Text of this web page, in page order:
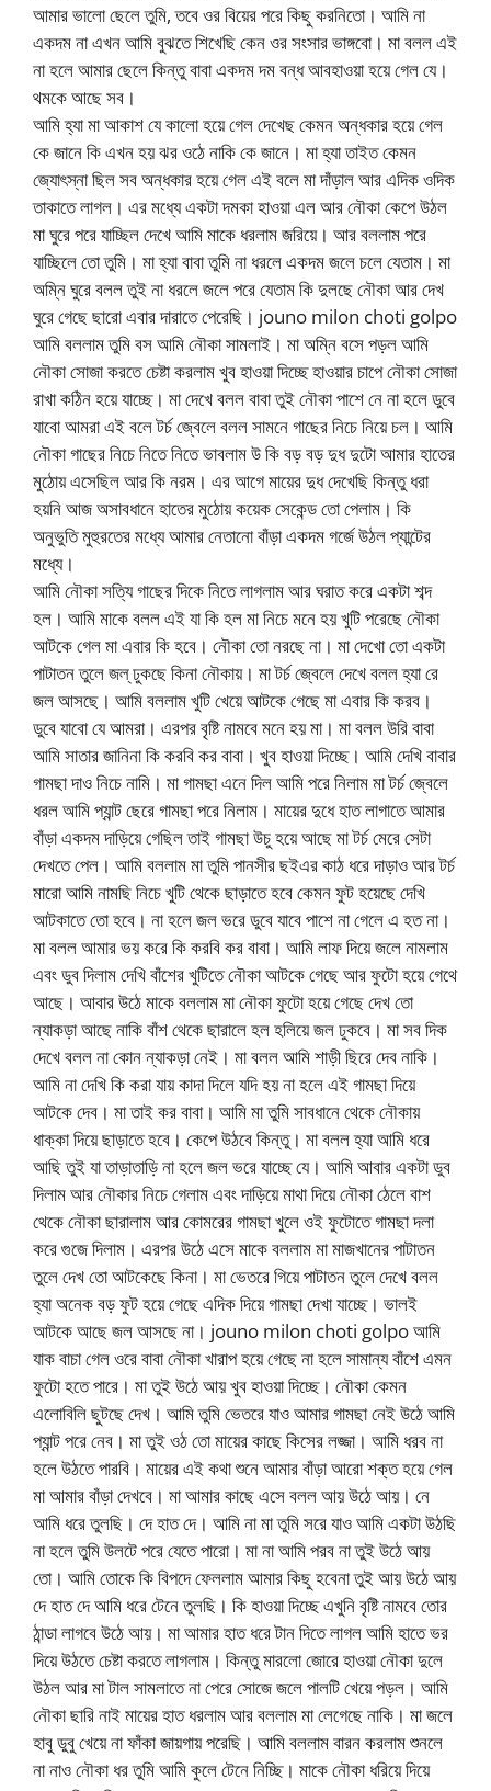
আমার ভালো ছেলে তুমি, তবে ওর বিয়ের পরে কিছু করনিতো। আমি না
একদম না এখন আমি বুঝতে শিখেছি কেন ওর সংসার ভাঙ্গবো। মা বলল এই
না হলে আমার ছেলে কিন্তু বাবা একদম দম বন্ধ আবহাওয়া হয়ে গেল যে।
থমকে আছে সব।
আমি হ্যা মা আকাশ যে কালো হয়ে গেল দেখেছ কেমন অন্ধকার হয়ে গেল
কে জানে কি এখন হয় ঝর ওঠে নাকি কে জানে। মা হ্যা তাইত কেমন
জ্যোৎস্না ছিল সব অন্ধকার হয়ে গেল এই বলে মা দাঁড়াল আর এদিক ওদিক
তাকাতে লাগল। এর মধ্যে একটা দমকা হাওয়া এল আর নৌকা কেপে উঠল
মা ঘুরে পরে যাচ্ছিল দেখে আমি মাকে ধরলাম জরিয়ে। আর বললাম পরে
যাচ্ছিলে তো তুমি। মা হ্যা বাবা তুমি না ধরলে একদম জলে চলে যেতাম। মা
অম্নি ঘুরে বলল তুই না ধরলে জলে পরে যেতাম কি দুলছে নৌকা আর দেখ
ঘুরে গেছে ছারো এবার দারাতে পেরেছি। jouno milon choti golpo
আমি বললাম তুমি বস আমি নৌকা সামলাই। মা অম্নি বসে পড়ল আমি
নৌকা সোজা করতে চেষ্টা করলাম খুব হাওয়া দিচ্ছে হাওয়ার চাপে নৌকা সোজা
রাখা কঠিন হয়ে যাচ্ছে। মা দেখে বলল বাবা তুই নৌকা পাশে নে না হলে ডুবে
যাবো আমরা এই বলে টর্চ জ্বেলে বলল সামনে গাছের নিচে নিয়ে চল। আমি
নৌকা গাছের নিচে নিতে নিতে ভাবলাম উ কি বড় বড় দুধ দুটো আমার হাতের
মুঠোয় এসেছিল আর কি নরম। এর আগে মায়ের দুধ দেখেছি কিন্তু ধরা
হয়নি আজ অসাবধানে হাতের মুঠোয় কয়েক সেকেন্ড তো পেলাম। কি
অনুভুতি মুহুরতের মধ্যে আমার নেতানো বাঁড়া একদম গর্জে উঠল প্যান্টের
মধ্যে।
আমি নৌকা সত্যি গাছের দিকে নিতে লাগলাম আর ঘরাত করে একটা শব্দ
হল। আমি মাকে বলল এই যা কি হল মা নিচে মনে হয় খুটি পরেছে নৌকা
আটকে গেল মা এবার কি হবে। নৌকা তো নরছে না। মা দেখো তো একটা
পাটাতন তুলে জল্ ঢুকছে কিনা নৌকায়। মা টর্চ জ্বেলে দেখে বলল হ্যা রে
জল আসছে। আমি বললাম খুটি খেয়ে আটকে গেছে মা এবার কি করব।
ডুবে যাবো যে আমরা। এরপর বৃষ্টি নামবে মনে হয় মা। মা বলল উরি বাবা
আমি সাতার জানিনা কি করবি কর বাবা। খুব হাওয়া দিচ্ছে। আমি দেখি বাবার
গামছা দাও নিচে নামি। মা গামছা এনে দিল আমি পরে নিলাম মা টর্চ জ্বেলে
ধরল আমি প্যান্ট ছেরে গামছা পরে নিলাম। মায়ের দুধে হাত লাগাতে আমার
বাঁড়া একদম দাড়িয়ে গেছিল তাই গামছা উচু হয়ে আছে মা টর্চ মেরে সেটা
দেখতে পেল। আমি বললাম মা তুমি পানসীর ছইএর কাঠ ধরে দাড়াও আর টর্চ
মারো আমি নামছি নিচে খুটি থেকে ছাড়াতে হবে কেমন ফুট হয়েছে দেখি
আটকাতে তো হবে। না হলে জল ভরে ডুবে যাবে পাশে না গেলে এ হত না।
মা বলল আমার ভয় করে কি করবি কর বাবা। আমি লাফ দিয়ে জলে নামলাম
এবং ডুব দিলাম দেখি বাঁশের খুটিতে নৌকা আটকে গেছে আর ফুটো হয়ে গেথে
আছে। আবার উঠে মাকে বললাম মা নৌকা ফুটো হয়ে গেছে দেখ তো
ন্যাকড়া আছে নাকি বাঁশ থেকে ছারালে হল হলিয়ে জল ঢুকবে। মা সব দিক
দেখে বলল না কোন ন্যাকড়া নেই। মা বলল আমি শাড়ী ছিরে দেব নাকি।
আমি না দেখি কি করা যায় কাদা দিলে যদি হয় না হলে এই গামছা দিয়ে
আটকে দেব। মা তাই কর বাবা। আমি মা তুমি সাবধানে থেকে নৌকায়
ধাক্কা দিয়ে ছাড়াতে হবে। কেপে উঠবে কিন্তু। মা বলল হ্যা আমি ধরে
আছি তুই যা তাড়াতাড়ি না হলে জল ভরে যাচ্ছে যে। আমি আবার একটা ডুব
দিলাম আর নৌকার নিচে গেলাম এবং দাড়িয়ে মাথা দিয়ে নৌকা ঠেলে বাশ
থেকে নৌকা ছারালাম আর কোমরের গামছা খুলে ওই ফুটোতে গামছা দলা
করে গুজে দিলাম। এরপর উঠে এসে মাকে বললাম মা মাজখানের পাটাতন
তুলে দেখ তো আটকেছে কিনা। মা ভেতরে গিয়ে পাটাতন তুলে দেখে বলল
হ্যা অনেক বড় ফুট হয়ে গেছে এদিক দিয়ে গামছা দেখা যাচ্ছে। ভালই
আটকে আছে জল আসছে না। jouno milon choti golpo আমি
যাক বাচা গেল ওরে বাবা নৌকা খারাপ হয়ে গেছে না হলে সামান্য বাঁশে এমন
ফুটো হতে পারে। মা তুই উঠে আয় খুব হাওয়া দিচ্ছে। নৌকা কেমন
এলোবিলি ছুটছে দেখ। আমি তুমি ভেতরে যাও আমার গামছা নেই উঠে আমি
প্যান্ট পরে নেব। মা তুই ওঠ তো মায়ের কাছে কিসের লজ্জা। আমি ধরব না
হলে উঠতে পারবি। মায়ের এই কথা শুনে আমার বাঁড়া আরো শক্ত হয়ে গেল
মা আমার বাঁড়া দেখবে। মা আমার কাছে এসে বলল আয় উঠে আয়। নে
আমি ধরে তুলছি। দে হাত দে। আমি না মা তুমি সরে যাও আমি একটা উঠছি
না হলে তুমি উলটে পরে যেতে পারো। মা না আমি পরব না তুই উঠে আয়
তো। আমি তোকে কি বিপদে ফেললাম আমার কিছু হবেনা তুই আয় উঠে আয়
দে হাত দে আমি ধরে টেনে তুলছি। কি হাওয়া দিচ্ছে এখুনি বৃষ্টি নামবে তোর
ঠান্ডা লাগবে উঠে আয়। মা আমার হাত ধরে টান দিতে লাগল আমি হাতে ভর
দিয়ে উঠতে চেষ্টা করতে লাগলাম। কিন্তু মারলো জোরে হাওয়া নৌকা দুলে
উঠল আর মা টাল সামলাতে না পেরে সোজে জলে পালটি খেয়ে পড়ল। আমি
নৌকা ছারি নাই মায়ের হাত ধরলাম আর বললাম মা লেগেছে নাকি। মা জলে
হাবু ডুবু খেয়ে না ফাঁকা জায়গায় পরেছি। আমি বললাম বারন করলাম শুনলে
না নাও নৌকা ধর তুমি আমি কুলে টেনে নিচ্ছি। মাকে নৌকা ধরিয়ে দিয়ে